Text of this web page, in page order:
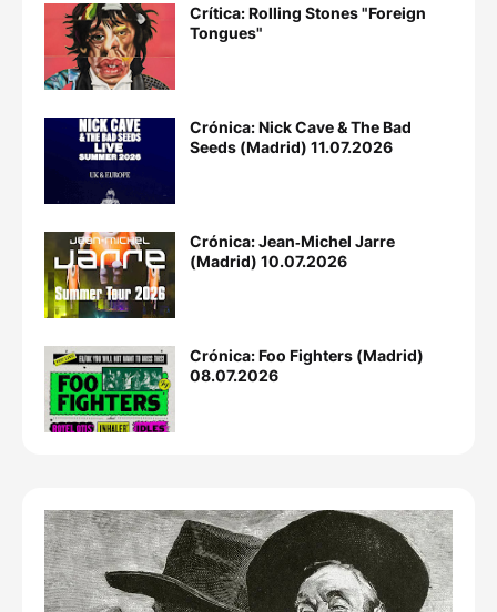
Crítica: Rolling Stones "Foreign
Tongues"
Crónica: Nick Cave & The Bad
Seeds (Madrid) 11.07.2026
Crónica: Jean‐Michel Jarre
(Madrid) 10.07.2026
Crónica: Foo Fighters (Madrid)
08.07.2026